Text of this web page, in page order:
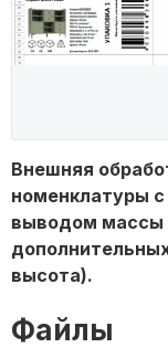
Внешняя
номенклатуры
выводом массы
высота).
Файлы